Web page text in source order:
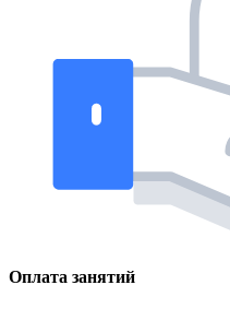
Оплата занятий